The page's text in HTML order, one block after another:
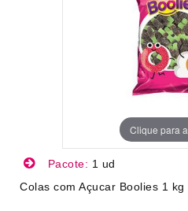
Clique para
Pacote: 1 ud
Colas com Açucar Boolies 1 kg